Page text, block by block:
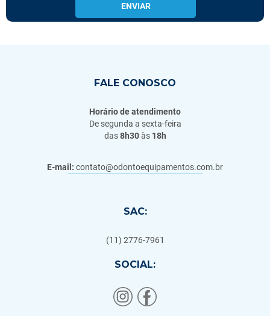
ENVIAR
FALE CONOSCO
Horário de atendimento
De segunda a sexta-feira
das8h30às 18h
E-mail: contato@odontoequipamentos.com.br
SAC:
(11) 2776-7961
SOCIAL: